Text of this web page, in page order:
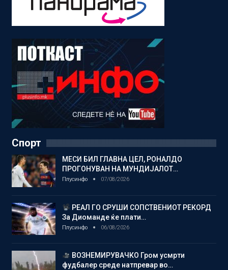
Спорт
МЕСИ БИЛ ГЛАВНА ЦЕЛ, РОНАЛДО
ПРОГОНУВАН НА МУНДИЈАЛОТ…
Плусинфо 07/08/2026
РЕАЛ ГО СРУШИ СОПСТВЕНИОТ РЕКОРД
За Диоманде ќе плати…
Плусинфо 06/08/2026
ВОЗНЕМИРУВАЧКО Гром усмрти
фудбалер среде натпревар во…